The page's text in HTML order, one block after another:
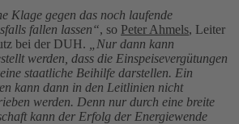
Klage gegen das noch laufende
fallen lassen“, so Peter Ahmels, Leiter
bei der DUH.
„Nur dann kann
werden, dass die Einspeisevergütungen
staatliche Beihilfe darstellen. Ein
kann dann in den Leitlinien nicht
werden. Denn nur durch eine breite
kann der Erfolg der Energiewende